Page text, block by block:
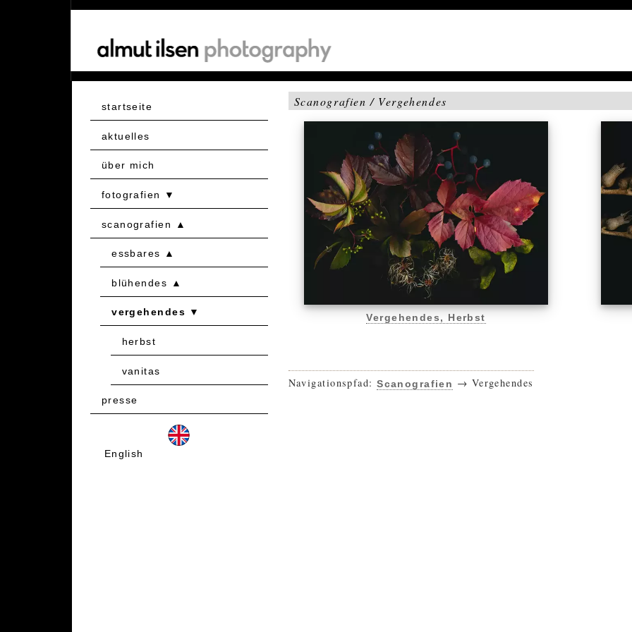
startseite
aktuelles
über mich
fotografien
scanografien
essbares
blühendes
vergehendes
herbst
vanitas
presse
English
Scanografien / Vergehendes
Vergehendes, Herbst
Navigationspfad:Scanografien → Vergehendes